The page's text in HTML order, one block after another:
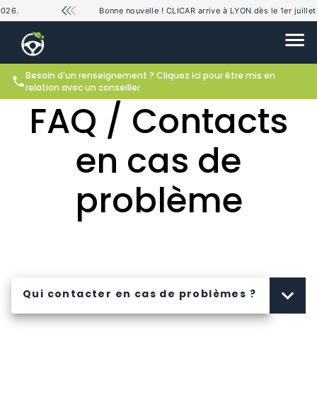
Bonne nouvelle ! CLICAR arrive à LYON dès le 1er juillet
Besoin d'un renseignement ? Cliquez ici pour être mis en
relation avec un conseiller
FAQ / Contacts
en cas de
problème
Qui contacter en cas de problèmes ?